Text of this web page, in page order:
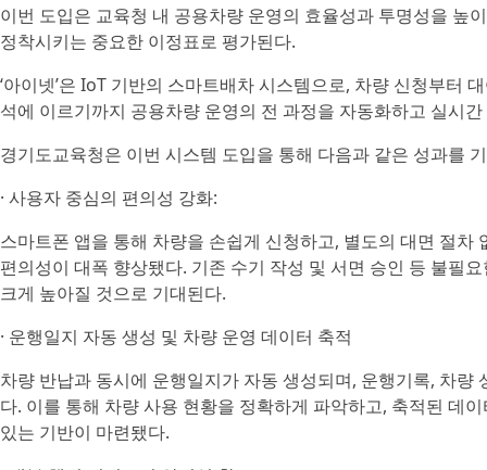
이번 도입은 교육청 내 공용차량 운영의 효율성과 투명성을 높
정착시키는 중요한 이정표로 평가된다.
‘아이넷’은 IoT 기반의 스마트배차 시스템으로, 차량 신청부터
석에 이르기까지 공용차량 운영의 전 과정을 자동화하고 실시
경기도교육청은 이번 시스템 도입을 통해 다음과 같은 성과를
· 사용자 중심의 편의성 강화:
스마트폰 앱을 통해 차량을 손쉽게 신청하고, 별도의 대면 절차
편의성이 대폭 향상됐다. 기존 수기 작성 및 서면 승인 등 불필
크게 높아질 것으로 기대된다.
· 운행일지 자동 생성 및 차량 운영 데이터 축적
차량 반납과 동시에 운행일지가 자동 생성되며, 운행기록, 차량
다. 이를 통해 차량 사용 현황을 정확하게 파악하고, 축적된 데
있는 기반이 마련됐다.